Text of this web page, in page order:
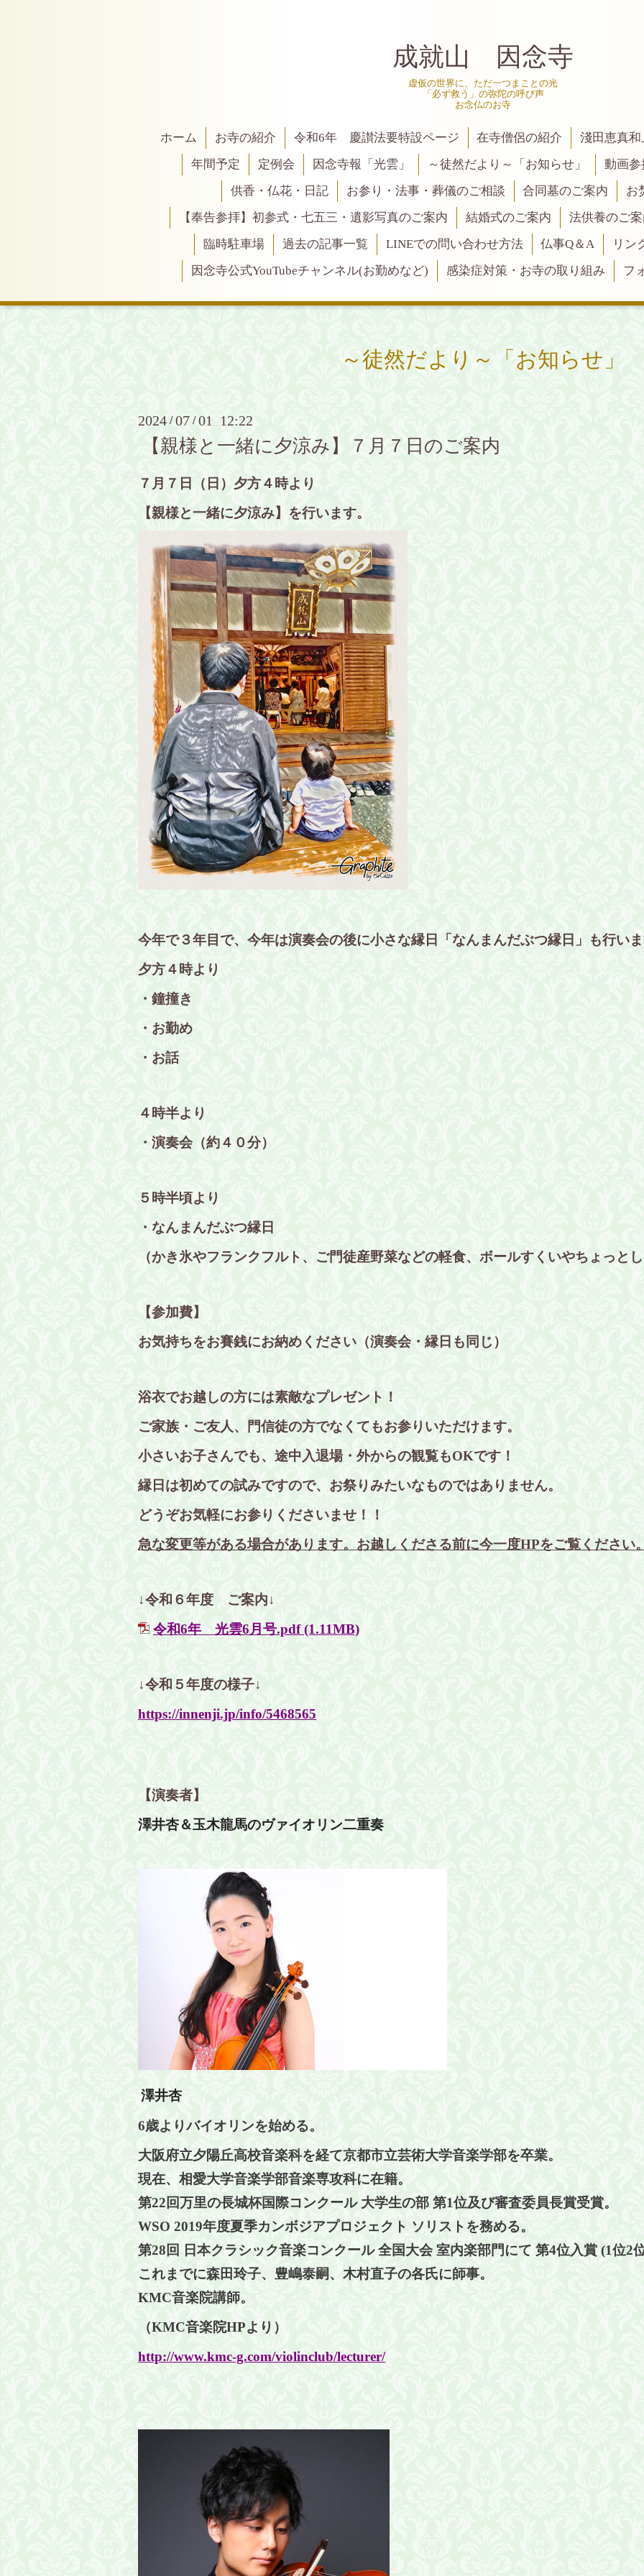
成就山 因念寺
虚仮の世界に、ただ一つまことの光
「必ず救う」の弥陀の呼び声
お念仏のお寺
ホーム お寺の紹介 令和6年 慶讃法要特設ページ 在寺僧侶の紹介
淺田恵真
年間予定
定例会 因念寺報「光雲」 ～徒然だより～「お知らせ」
動画
供香・仏花・日記
お参り・法事・葬儀のご相談 合同墓のご案内
お
【奉告参拝】初参式・七五三・遺影写真のご案内
結婚式のご案内
法供養のご
臨時駐車場
過去の記事一覧 LINEでの問い合わせ方法 仏事Q＆A
リン
因念寺公式YouTubeチャンネル(お勤めなど)
感染症対策・お寺の取り組み フ
～徒然だより～「お知らせ」
2024 /07 /01 12:22
【親様と一緒に夕涼み】７月７日のご案内
７月７日（日）夕方４時より
【親様と一緒に夕涼み】を行います。
今年で３年目で、今年は演奏会の後に小さな縁日「なんまんだぶつ縁日」も行い
夕方４時より
・鐘撞き
・お勤め
・お話
４時半より
・演奏会（約４０分）
５時半頃より
・なんまんだぶつ縁日
（かき氷やフランクフルト、ご門徒産野菜などの軽食、ボールすくいやちょっと
【参加費】
お気持ちをお賽銭にお納めください（演奏会・縁日も同じ）
浴衣でお越しの方には素敵なプレゼント！
ご家族・ご友人、門信徒の方でなくてもお参りいただけます。
小さいお子さんでも、途中入退場・外からの観覧もOKです！
縁日は初めての試みですので、お祭りみたいなものではありません。
どうぞお気軽にお参りくださいませ！！
急な変更等がある場合があります。お越しくださる前に今一度HPをご覧ください
↓令和６年度 ご案内↓
令和6年 光雲6月号.pdf(1.11MB)
↓令和５年度の様子↓
https://innenji.jp/info/5468565
【演奏者】
澤井杏＆玉木龍馬のヴァイオリン二重奏
澤井杏
6歳よりバイオリンを始める。
大阪府立夕陽丘高校音楽科を経て京都市立芸術大学音楽学部を卒業。
現在、相愛大学音楽学部音楽専攻科に在籍。
第22 回万里の長城杯国際コンクール 大学生の部 第1位及び審査委員長賞受賞。
WSO 2019年度夏季カンボジアプロジェクト ソリストを務める。
第28 回 日本クラシック音楽コンクール 全国大会 室内楽部門にて 第4位入賞 (1位2
これまでに森田玲子、豊嶋泰嗣、木村直子の各氏に師事。
KMC音楽院講師。
（KMC音楽院HPより）
http://www.kmc-g.com/violinclub/lecturer/